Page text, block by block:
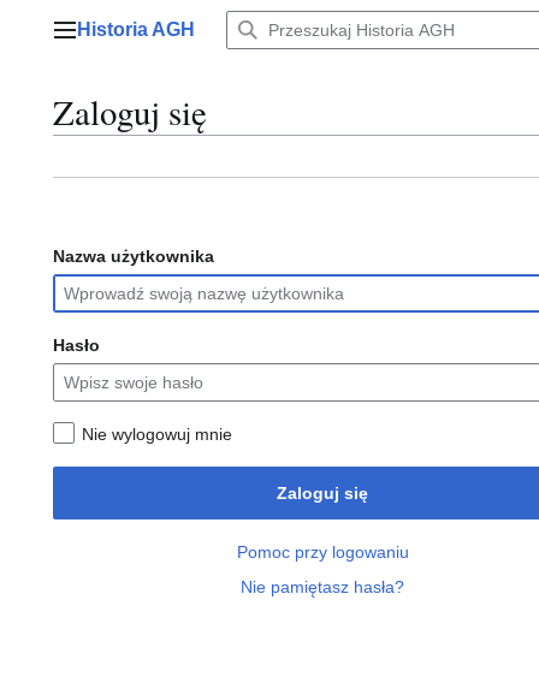
Menu główne
Historia AGH
Zaloguj się
Nazwa użytkownika
Hasło
Nie wylogowuj mnie
Zaloguj się
Pomoc przy logowaniu
Nie pamiętasz hasła?